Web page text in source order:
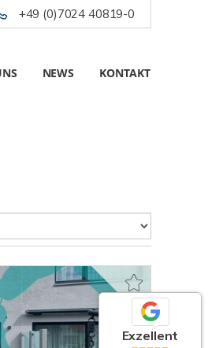
+49 (0)7024 40819-0
NEWS KONTAKT
Exzellent